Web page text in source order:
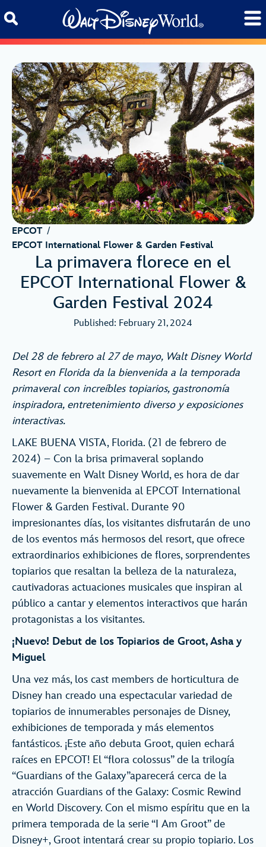
EPCOT /
EPCOT International Flower & Garden Festival
La primavera florece en el
EPCOT International Flower &
Garden Festival 2024
Published: February 21, 2024
Del 28 de febrero al 27 de mayo, Walt Disney World
Resort en Florida da la bienvenida a la temporada
primaveral con increíbles topiarios, gastronomía
inspiradora, entretenimiento diverso y exposiciones
interactivas.
LAKE BUENA VISTA, Florida. (21 de febrero de
2024) – Con la brisa primaveral soplando
suavemente en Walt Disney World, es hora de dar
nuevamente la bienvenida al EPCOT International
Flower & Garden Festival. Durante 90
impresionantes días, los visitantes disfrutarán de uno
de los eventos más hermosos del resort, que ofrece
extraordinarios exhibiciones de flores, sorprendentes
topiarios que resaltan la belleza de la naturaleza,
cautivadoras actuaciones musicales que inspiran al
público a cantar y elementos interactivos que harán
protagonistas a los visitantes.
¡Nuevo! Debut de los Topiarios de Groot, Asha y
Miguel
Una vez más, los cast members de horticultura de
Disney han creado una espectacular variedad de
topiarios de innumerables personajes de Disney,
exhibiciones de temporada y más elementos
fantásticos. ¡Este año debuta Groot, quien echará
raíces en EPCOT! El “flora colossus” de la trilogía
“Guardians of the Galaxy”aparecerá cerca de la
atracción Guardians of the Galaxy: Cosmic Rewind
en World Discovery. Con el mismo espíritu que en la
primera temporada de la serie “I Am Groot” de
Disney+, Groot intentará crear su propio topiario. Los